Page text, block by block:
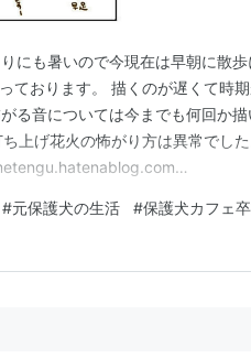
にも暑いので今現在は早朝に散
ております。 描くのが遅くて時
る音については今までも何回か描
上げ花火の怖がり方は異常でした
らく何かを高いところから落と
#元保護犬の生活 #保護犬カフェ